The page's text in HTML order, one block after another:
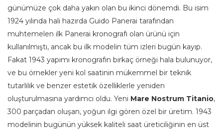
günümüze çok daha yakın olan bu ikinci dönemdi. Bu isim
1924 yılında hali hazırda Guido Panerai tarafından
muhtemelen ilk Panerai kronografı olan ürünü için
kullanılmıştı, ancak bu ilk modelin tüm izleri bugün kayıp.
Fakat 1943 yapımı kronografın birkaç örneği hala bulunuyor,
ve bu örnekler yeni kol saatinin mükemmel bir teknik
tutarlılık ve benzer estetik özelliklerle yeniden
oluşturulmasına yardımcı oldu. Yeni Mare Nostrum Titanio,
300 parçadan oluşan, yoğun ilgi gören özel bir üretim. 1943
modelinin bugünün yüksek kaliteli saat üreticiliğinin en üst